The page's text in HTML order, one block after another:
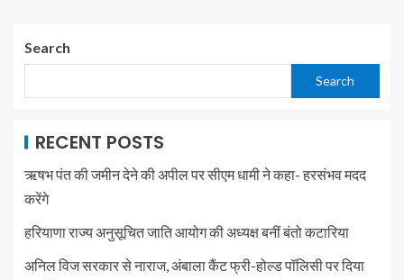
Search
Search
RECENT POSTS
ऋषभ पंत की जमीन देने की अपील पर सीएम धामी ने कहा- हरसंभव मदद
करेंगे
हरियाणा राज्य अनुसूचित जाति आयोग की अध्यक्ष बनीं बंतो कटारिया
अनिल विज सरकार से नाराज, अंबाला कैंट फ्री-होल्ड पॉलिसी पर दिया